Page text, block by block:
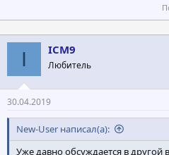
I ICM9
Любитель
30.04.2019
New-User написал(а):
Уже давно обсуждается в другой